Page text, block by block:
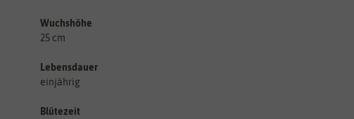
Wuchshöhe
25 cm
Lebensdauer
einjährig
Blütezeit